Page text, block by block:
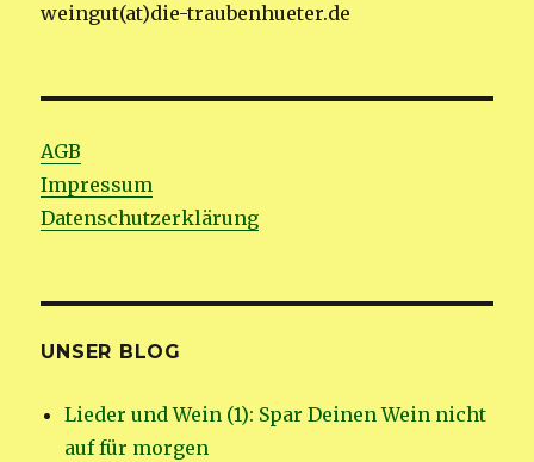
weingut(at)die-traubenhueter.de
AGB
Impressum
Datenschutzerklärung
UNSER BLOG
Lieder und Wein (1): Spar Deinen Wein nicht
auf für morgen